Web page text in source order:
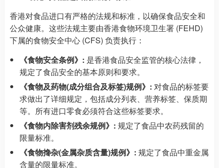
香港对食品进口有严格的法规和标准，以确保食品安全和
公众健康。这些法规主要由香港食物环境卫生署 (FEHD)
下属的食物安全中心 (CFS) 负责执行：
《食物安全条例》: 是香港食品安全监管的核心法律，
规定了食品安全的基本原则和要求。
《食物及药物(成分组合及标签)规例》: 对食品的标签要
求做出了详细规定，包括成分列表、营养标签、保质期
等。所有进口零食必须符合这些标签要求。
《食物内除害剂残余规例》: 规定了食品中农药残留的
限量标准。
《食物搀杂(金属杂质含量)规例》: 规定了食品中重金属
含量的限量标准。